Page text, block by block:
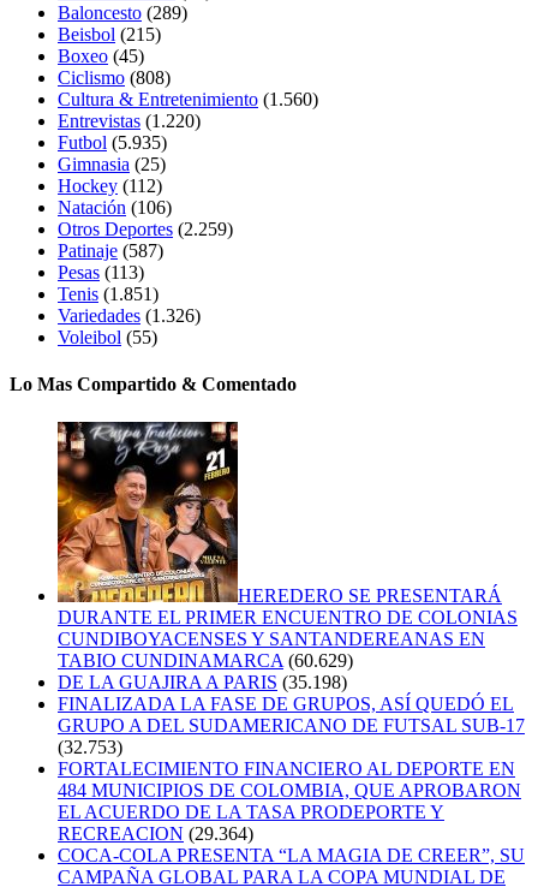
Baloncesto (289)
Beisbol (215)
Boxeo (45)
Ciclismo (808)
Cultura & Entretenimiento (1.560)
Entrevistas (1.220)
Futbol (5.935)
Gimnasia (25)
Hockey (112)
Natación (106)
Otros Deportes (2.259)
Patinaje (587)
Pesas (113)
Tenis (1.851)
Variedades (1.326)
Voleibol (55)
Lo Mas Compartido & Comentado
HEREDERO SE PRESENTARÁ
DURANTE EL PRIMER ENCUENTRO DE COLONIAS
CUNDIBOYACENSES Y SANTANDEREANAS EN
TABIO CUNDINAMARCA (60.629)
DE LA GUAJIRA A PARIS (35.198)
FINALIZADA LA FASE DE GRUPOS, ASÍ QUEDÓ EL
GRUPO A DEL SUDAMERICANO DE FUTSAL SUB-17
(32.753)
FORTALECIMIENTO FINANCIERO AL DEPORTE EN
484 MUNICIPIOS DE COLOMBIA, QUE APROBARON
EL ACUERDO DE LA TASA PRODEPORTE Y
RECREACION (29.364)
COCA-COLA PRESENTA “LA MAGIA DE CREER”, SU
CAMPAÑA GLOBAL PARA LA COPA MUNDIAL DE